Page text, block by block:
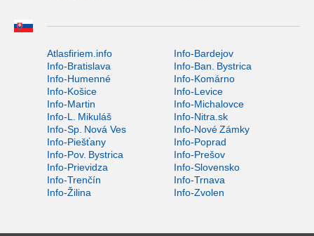
Atlasfiriem.info
Info-Bardejov
Info-Bratislava
Info-Ban. Bystrica
Info-Humenné
Info-Komárno
Info-Košice
Info-Levice
Info-Martin
Info-Michalovce
Info-L. Mikuláš
Info-Nitra.sk
Info-Sp. Nová Ves
Info-Nové Zámky
Info-Piešťany
Info-Poprad
Info-Pov. Bystrica
Info-Prešov
Info-Prievidza
Info-Slovensko
Info-Trenčín
Info-Trnava
Info-Žilina
Info-Zvolen